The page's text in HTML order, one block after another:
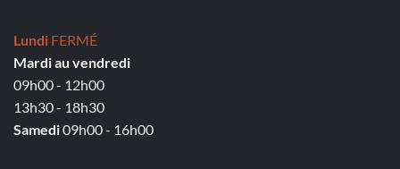
Lundi FERMÉ
Mardi au vendredi
09h00 - 12h00
13h30 - 18h30
Samedi09h00 - 16h00